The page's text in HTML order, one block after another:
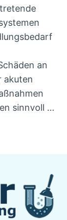
an
akuten
sinnvoll …